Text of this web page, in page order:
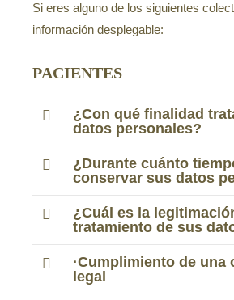
Si eres alguno de los siguientes
información desplegable:
PACIENTES
¿Con qué finalidad
datos personales?
¿Durante cuánto
conservar sus datos
¿Cuál es la
tratamiento de sus
·Cumplimiento de una
legal